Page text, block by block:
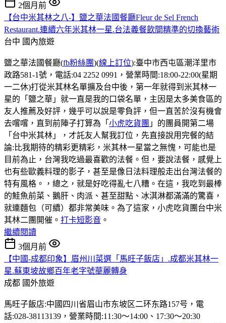
2個月前
【台中米其林之八-】鹽之華法國餐廳Fleur de Sel French
Restaurant.連續六年米其林一星.台法義餐飲間精準的切換藝術
台中 國內旅遊
鹽之華法國餐廳(fb粉絲團)(線上訂位):臺中市西屯區潮洋里市
政路581-1號，電話:04 2252 0991，營業時間:18:00-22:00(星期
一二休)打從米其林名單擴及台中後，第一年就得到米其林一
星的「鹽之華」就一直是我的口袋名單，主因是太多美食區的
友人推薦及好評，幾乎可以說是零負評，但一直苦於沒有機會
去嚐嚐，直到前陣子打算為「 小虎吃貨團 」的團員開第二場
「台中米其林」，才託友人幫我訂位，先直接說用完餐的結
論:比我期待的精彩更精彩，米其林一星當之無愧，可能也是
目前為止，台灣我吃過最喜歡的法餐。但，要說法餐，感覺上
也有些歐義料理的影子，甚至是像日法料理般走出台灣法餐的
特有風格。，總之，就是好吃得亂七八糟。在這，我吃到最棒
的鮭魚前菜、鵝肝、肉派、甚至甜點、冰淇淋都滿滿的驚喜，
就連麵包（可續）都非常美味。為了這家，小虎吃貨團台中米
其林二團開催。 打卡短影音 。
繼續閱讀
3個月前
【中國-成都印象】眉州川菜選「馬旺子飯店」.成都米其林一
星.蘇東坡故鄉百年老字號華麗轉身
成都 國外旅遊
馬旺子飯店:中國四川省眉山市东坡区二环东路157号，電
話:028-38113139，營業時間:11:30〜14:00、17:30〜20:30